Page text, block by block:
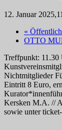
12. Januar
«
OTTO
Treffpunkt: 11.30
Nichtmitglieder
Eintritt 8 Euro,
Kersken M.A. //
sowie unter